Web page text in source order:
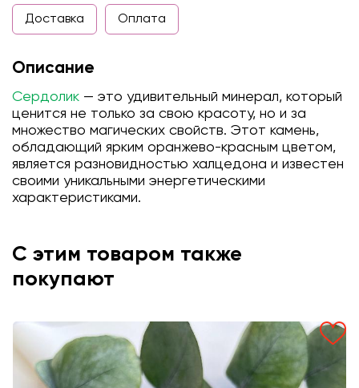
Доставка Оплата
Описание
Сердолик — это удивительный минерал, который
ценится не только за свою красоту, но и за
множество магических свойств. Этот камень,
обладающий ярким оранжево-красным цветом,
является разновидностью халцедона и известен
своими уникальными энергетическими
характеристиками.
С этим товаром также
покупают